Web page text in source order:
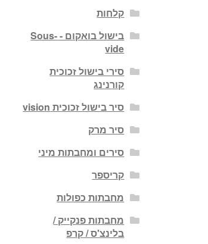
קלחות
בישול בואקום - Sous-
vide
סירי בישול זכוכית
קורנינג
סיר בישול זכוכית vision
סיר מרק
סירים ומחבתות מיני
קריספר
מחבתות כפולות
מחבתות פנקייק /
בלינצ'ס / קרפ